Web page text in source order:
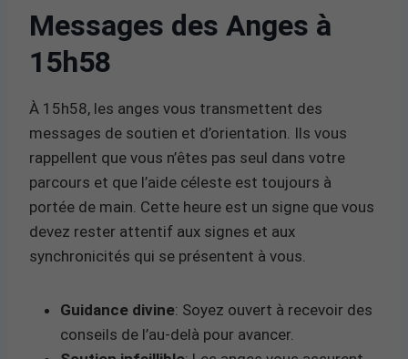
Messages des Anges à
15h58
À 15h58, les anges vous transmettent des
messages de soutien et d’orientation. Ils vous
rappellent que vous n’êtes pas seul dans votre
parcours et que l’aide céleste est toujours à
portée de main. Cette heure est un signe que vous
devez rester attentif aux signes et aux
synchronicités qui se présentent à vous.
Guidance divine: Soyez ouvert à recevoir des
conseils de l’au-delà pour avancer.